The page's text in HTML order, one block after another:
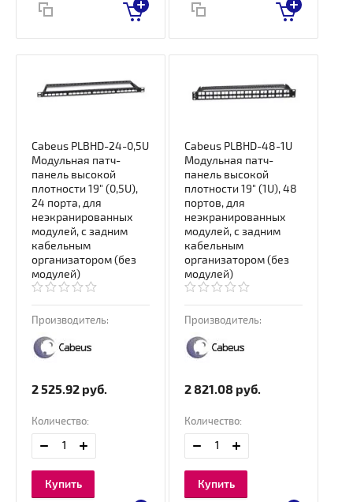
Cabeus PLBHD-24-0,5U
Модульная патч-
панель высокой
плотности 19" (0,5U),
24 порта, для
неэкранированных
модулей, с задним
кабельным
организатором (без
модулей)
Производитель:
2 525.92 руб.
Количество:
Купить
Cabeus PLBHD-48-1U
Модульная патч-
панель высокой
плотности 19" (1U), 48
портов, для
неэкранированных
модулей, с задним
кабельным
организатором (без
модулей)
Производитель:
2 821.08 руб.
Количество:
Купить